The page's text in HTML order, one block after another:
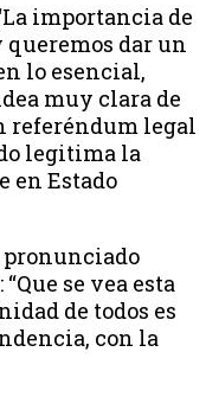
importancia de
queremos dar un
lo esencial,
muy clara de
referéndum legal
legitima la
en Estado
pronunciado
“Que se vea esta
de todos es
con la